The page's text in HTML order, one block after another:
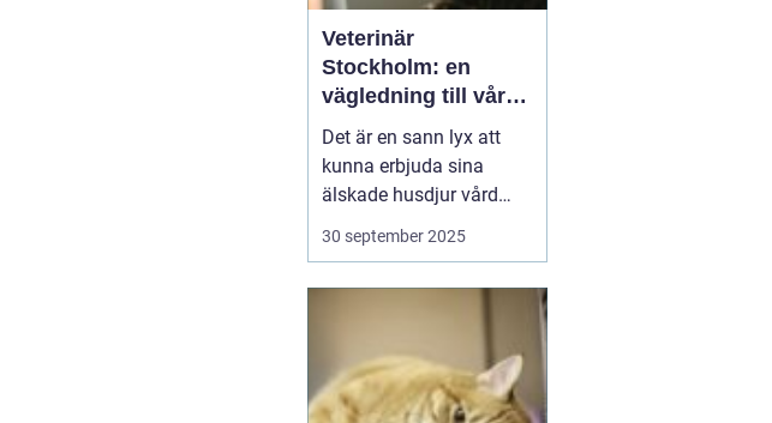
Veterinär
Stockholm: en
vägledning till vård i
hemmiljö
Det är en sann lyx att
kunna erbjuda sina
älskade husdjur vård
direkt i hemmet. I
storstaden, där tiden
professionell veterinär
en högst v&aum...
30 september 2025